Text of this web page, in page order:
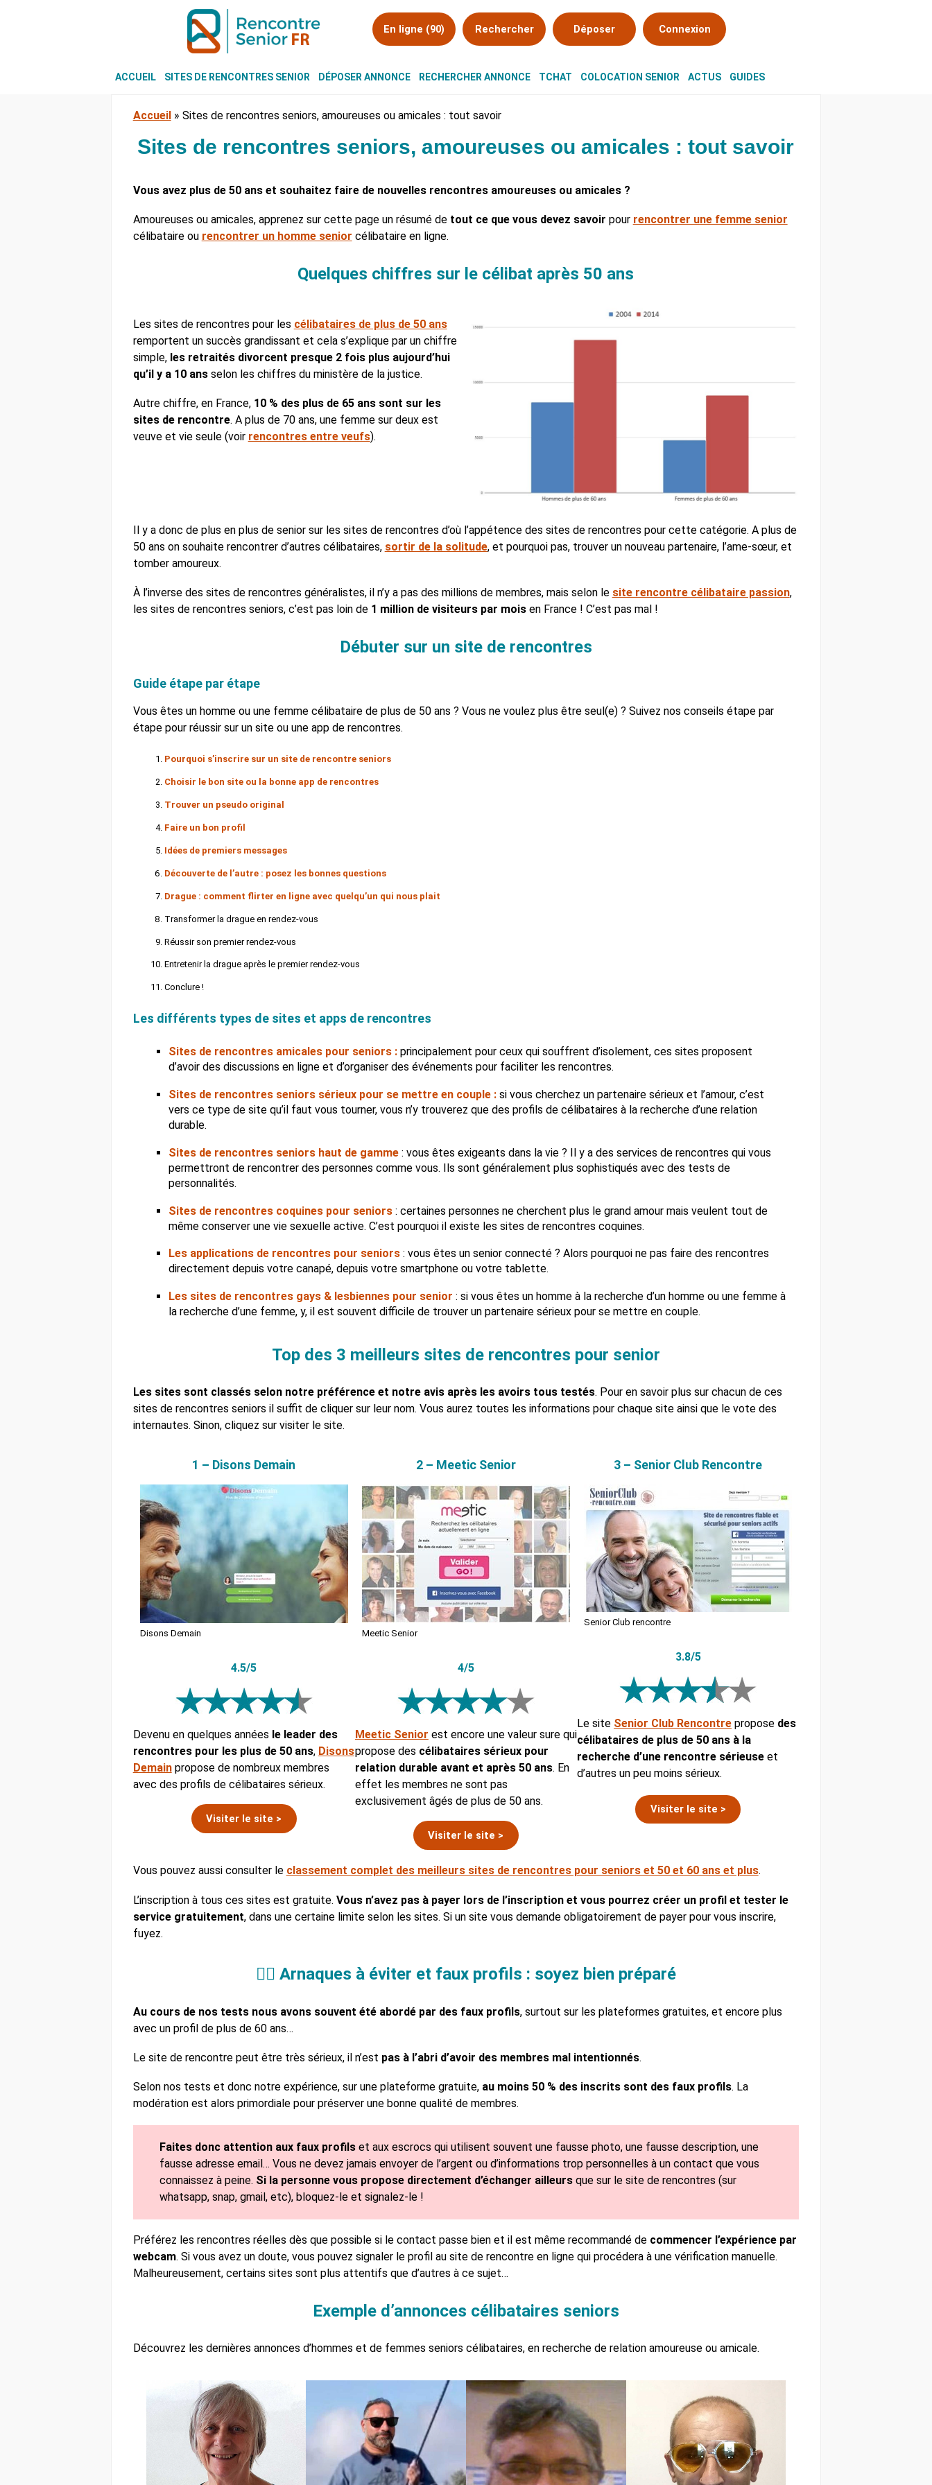
En ligne (90) Rechercher Déposer Connexion
ACCUEIL SITES DE RENCONTRES SENIOR DÉPOSER ANNONCE RECHERCHER ANNONCE TCHAT COLOCATION SENIOR ACTUS GUIDES
Accueil » Sites de rencontres seniors, amoureuses ou amicales : tout savoir
Sites de rencontres seniors, amoureuses ou amicales : tout savoir
Vous avez plus de 50 ans et souhaitez faire de nouvelles rencontres amoureuses ou amicales ?
Amoureuses ou amicales, apprenez sur cette page un résumé de tout ce que vous devez savoir pour rencontrer une femme senior
célibataire ou rencontrer un homme senior célibataire en ligne.
Quelques chiffres sur le célibat après 50 ans
Les sites de rencontres pour les célibataires de plus de 50 ans
remportent un succès grandissant et cela s’explique par un chiffre
simple, les retraités divorcent presque 2 fois plus aujourd’hui
qu’il y a 10 ansselon les chiffres du ministère de la justice.
Autre chiffre, en France, 10 % des plus de 65 ans sont sur les
sites de rencontre. A plus de 70 ans, une femme sur deux est
veuve et vie seule (voir rencontres entre veufs).
Il y a donc de plus en plus de senior sur les sites de rencontres d’où l’appétence des sites de rencontres pour cette catégorie. A plus de
50 ans on souhaite rencontrer d’autres célibataires, sortir de la solitude, et pourquoi pas, trouver un nouveau partenaire, l’ame-sœur, et
tomber amoureux.
À l’inverse des sites de rencontres généralistes, il n’y a pas des millions de membres, mais selon le site rencontre célibataire passion,
les sites de rencontres seniors, c’est pas loin de 1 million de visiteurs par moisen France ! C’est pas mal !
Débuter sur un site de rencontres
Guide étape par étape
Vous êtes un homme ou une femme célibataire de plus de 50 ans ? Vous ne voulez plus être seul(e) ? Suivez nos conseils étape par
étape pour réussir sur un site ou une app de rencontres.
Pourquoi s’inscrire sur un site de rencontre seniors
Choisir le bon site ou la bonne app de rencontres
Trouver un pseudo original
Faire un bon profil
Idées de premiers messages
Découverte de l’autre : posez les bonnes questions
Drague : comment flirter en ligne avec quelqu’un qui nous plait
Transformer la drague en rendez-vous
Réussir son premier rendez-vous
Entretenir la drague après le premier rendez-vous
Conclure !
Les différents types de sites et apps de rencontres
Sites de rencontres amicales pour seniors :principalement pour ceux qui souffrent d’isolement, ces sites proposent
d’avoir des discussions en ligne et d’organiser des événements pour faciliter les rencontres.
Sites de rencontres seniors sérieux pour se mettre en couple :si vous cherchez un partenaire sérieux et l’amour, c’est
vers ce type de site qu’il faut vous tourner, vous n’y trouverez que des profils de célibataires à la recherche d’une relation
durable.
Sites de rencontres seniors haut de gamme: vous êtes exigeants dans la vie ? Il y a des services de rencontres qui vous
permettront de rencontrer des personnes comme vous. Ils sont généralement plus sophistiqués avec des tests de
personnalités.
Sites de rencontres coquines pour seniors: certaines personnes ne cherchent plus le grand amour mais veulent tout de
même conserver une vie sexuelle active. C’est pourquoi il existe les sites de rencontres coquines.
Les applications de rencontres pour seniors: vous êtes un senior connecté ? Alors pourquoi ne pas faire des rencontres
directement depuis votre canapé, depuis votre smartphone ou votre tablette.
Les sites de rencontres gays & lesbiennes pour senior : si vous êtes un homme à la recherche d’un homme ou une femme à
la recherche d’une femme, y, il est souvent difficile de trouver un partenaire sérieux pour se mettre en couple.
Top des 3 meilleurs sites de rencontres pour senior
Les sites sont classés selon notre préférence et notre avis après les avoirs tous testés. Pour en savoir plus sur chacun de ces
sites de rencontres seniors il suffit de cliquer sur leur nom. Vous aurez toutes les informations pour chaque site ainsi que le vote des
internautes. Sinon, cliquez sur visiter le site.
1 – Disons Demain
Disons Demain
4.5/5
Devenu en quelques années le leader des
rencontres pour les plus de 50 ans, Disons
Demainpropose de nombreux membres
avec des profils de célibataires sérieux.
Visiter le site >
2 – Meetic Senior
Meetic Senior
4/5
Meetic Senior est encore une valeur sure qui
propose des célibataires sérieux pour
relation durable avant et après 50 ans. En
effet les membres ne sont pas
exclusivement âgés de plus de 50 ans.
Visiter le site >
3 – Senior Club Rencontre
Senior Club rencontre
3.8/5
Le site Senior Club Rencontre propose des
célibataires de plus de 50 ans à la
recherche d’une rencontre sérieuse et
d’autres un peu moins sérieux.
Visiter le site >
Vous pouvez aussi consulter le classement complet des meilleurs sites de rencontres pour seniors et 50 et 60 ans et plus.
L’inscription à tous ces sites est gratuite. Vous n’avez pas à payer lors de l’inscription et vous pourrez créer un profil et tester le
service gratuitement, dans une certaine limite selon les sites. Si un site vous demande obligatoirement de payer pour vous inscrire,
fuyez.
🦹‍♂️ Arnaques à éviter et faux profils : soyez bien préparé
Au cours de nos tests nous avons souvent été abordé par des faux profils, surtout sur les plateformes gratuites, et encore plus
avec un profil de plus de 60 ans…
Le site de rencontre peut être très sérieux, il n’est pas à l’abri d’avoir des membres mal intentionnés.
Selon nos tests et donc notre expérience, sur une plateforme gratuite,au moins 50 % des inscrits sont des faux profils. La
modération est alors primordiale pour préserver une bonne qualité de membres.
Faites donc attention aux faux profilset aux escrocs qui utilisent souvent une fausse photo, une fausse description, une
fausse adresse email… Vous ne devez jamais envoyer de l’argent ou d’informations trop personnelles à un contact que vous
connaissez à peine. Si la personne vous propose directement d’échanger ailleursque sur le site de rencontres (sur
whatsapp, snap, gmail, etc), bloquez-le et signalez-le !
Préférez les rencontres réelles dès que possible si le contact passe bien et il est même recommandé de commencer l’expérience par
webcam. Si vous avez un doute, vous pouvez signaler le profil au site de rencontre en ligne qui procédera à une vérification manuelle.
Malheureusement, certains sites sont plus attentifs que d’autres à ce sujet…
Exemple d’annonces célibataires seniors
Découvrez les dernières annonces d’hommes et de femmes seniors célibataires, en recherche de relation amoureuse ou amicale.